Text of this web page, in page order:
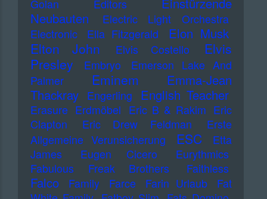
Golan
Editors
Einstürzende
Neubauten
Electric Light Orchestra
Electronic
Ella Fitzgerald Elon Musk
Elton John Elvis Costello
Elvis
Presley
Embryo
Emerson Lake And
Palmer
Eminem
Emma-Jean
Thackray
Engerling English Teacher
Erasure Erdmöbel Eric B & Rakim Eric
Clapton
Eric Drew Feldman
Erste
Allgemeine Verunsicherung
ESC
Etta
James
Eugen Cicero
Eurythmics
Fabulous Freak Brothers
Faithless
Falco Family Farce Farin Urlaub
Fat